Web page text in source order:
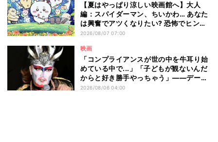
【夏はやっぱり涼しい映画館へ】大人
編：スパイダーマン、ちいかわ… あなた
は興奮でアツくなりたい? 恐怖でヒンヤ
リしたい? - 編集部が注目する最新映画5
2026/08/07 07:00
映画
「コンプライアンスが世の中を牛耳り始
めている中で...」「子どもが観ないんだ
からと好き勝手やっちゃう」――デーモ
ン閣下が語る映画『レディ・オア・ノッ
2026/08/06 04:00